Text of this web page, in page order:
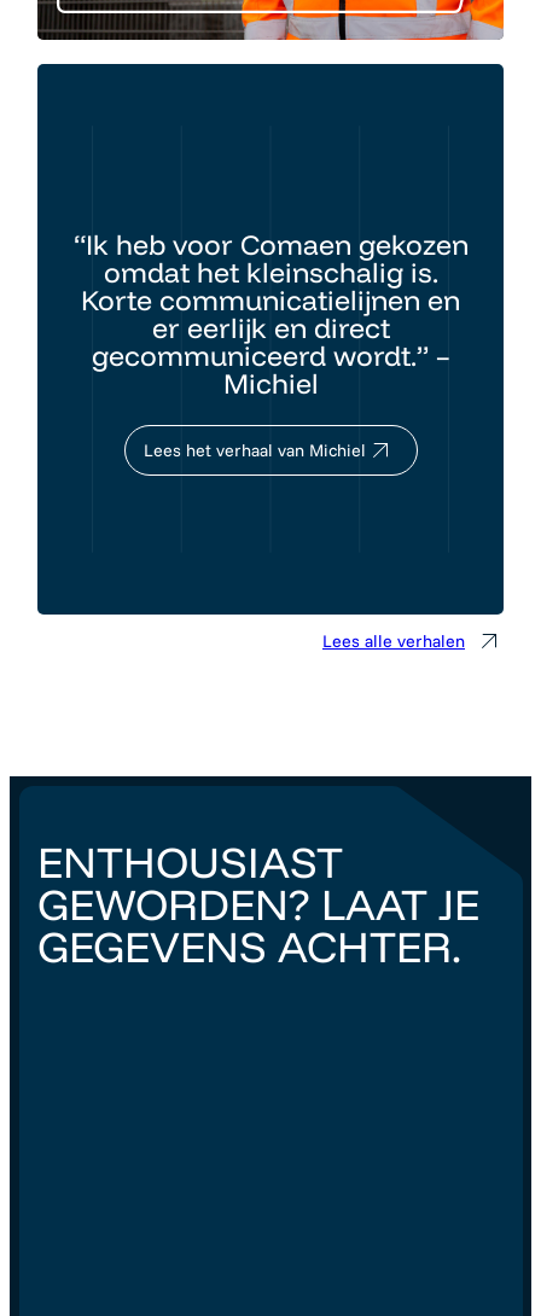
“Ik heb voor Comaen gekozen
omdat het kleinschalig is.
Korte communicatielijnen en
er eerlijk en direct
gecommuniceerd wordt.” –
Michiel
Lees het verhaal van Michiel
Lees alle verhalen
ENTHOUSIAST
GEWORDEN? LAAT JE
GEGEVENS ACHTER.